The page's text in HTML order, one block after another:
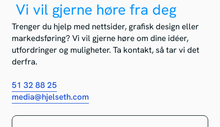
Vi vil gjerne høre fra deg
Trenger du hjelp med nettsider, grafisk design eller
markedsføring? Vi vil gjerne høre om dine idéer,
utfordringer og muligheter. Ta kontakt, så tar vi det
derfra.
51 32 88 25
media@hjelseth.com